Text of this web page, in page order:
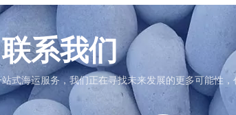
联系我们
式海运服务，我们正在寻找未来发展的更多可能性